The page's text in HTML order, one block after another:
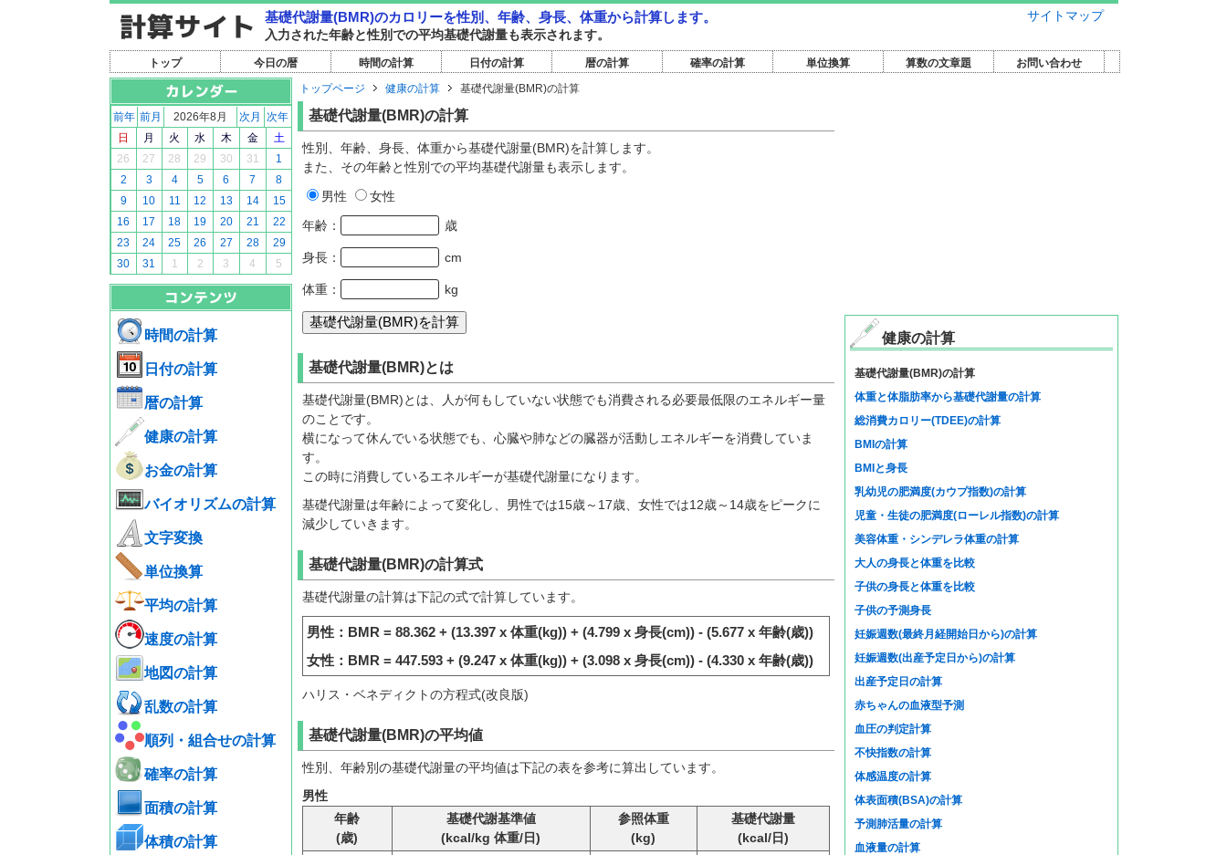
サイトマップ
基礎代謝量(BMR)のカロリーを性別、年齢、身長、体重から計算します。
入力された年齢と性別での平均基礎代謝量も表示されます。
トップ 今日の暦 時間の計算 日付の計算 暦の計算 確率の計算 単位換算 算数の文章題 お問い合わせ
前年 前月 2026年8月 次月
次年
日
月 火 水 木 金
土
26
27 28 29 30 31
1
2
3 4 5 6 7
8
9
10 11 12 13 14
15
16
17 18 19 20 21
22
23
24 25 26 27 28
29
30
31 1 2 3 4 5
時間の計算
日付の計算
暦の計算
健康の計算
お金の計算
バイオリズムの計算
文字変換
単位換算
平均の計算
速度の計算
地図の計算
乱数の計算
順列・組合せの計算
確率の計算
面積の計算
体積の計算
トップページ 健康の計算 基礎代謝量(BMR)の計算
基礎代謝量(BMR)の計算
性別、年齢、身長、体重から基礎代謝量(BMR)を計算します。
また、その年齢と性別での平均基礎代謝量も表示します。
男性
女性
年齢：
歳
身長： cm
体重： kg
基礎代謝量(BMR)とは
基礎代謝量(BMR)とは、人が何もしていない状態でも消費される必要最低限のエネルギー量
のことです。
横になって休んでいる状態でも、心臓や肺などの臓器が活動しエネルギーを消費していま
す。
この時に消費しているエネルギーが基礎代謝量になります。
基礎代謝量は年齢によって変化し、男性では15歳～17歳、女性では12歳～14歳をピークに
減少していきます。
基礎代謝量(BMR)の計算式
基礎代謝量の計算は下記の式で計算しています。
男性：BMR = 88.362 + (13.397 x 体重(kg)) + (4.799 x 身長(cm)) - (5.677 x 年齢(歳))
女性：BMR = 447.593 + (9.247 x 体重(kg)) + (3.098 x 身長(cm)) - (4.330 x 年齢(歳))
ハリス・ベネディクトの方程式(改良版)
基礎代謝量(BMR)の平均値
性別、年齢別の基礎代謝量の平均値は下記の表を参考に算出しています。
男性
年齢
(歳)
基礎代謝基準値
(kcal/kg 体重/日)
参照体重
(kg)
基礎代謝量
(kcal/日)
健康の計算
基礎代謝量(BMR)の計算
体重と体脂肪率から基礎代謝量の計算
総消費カロリー(TDEE)の計算
BMIの計算
BMIと身長
乳幼児の肥満度(カウプ指数)の計算
児童・生徒の肥満度(ローレル指数)の計算
美容体重・シンデレラ体重の計算
大人の身長と体重を比較
子供の身長と体重を比較
子供の予測身長
妊娠週数(最終月経開始日から)の計算
妊娠週数(出産予定日から)の計算
出産予定日の計算
赤ちゃんの血液型予測
血圧の判定計算
不快指数の計算
体感温度の計算
体表面積(BSA)の計算
予測肺活量の計算
血液量の計算